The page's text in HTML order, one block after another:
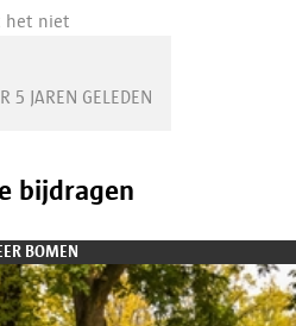
het niet
5 JAREN GELEDEN
bijdragen
BOMEN